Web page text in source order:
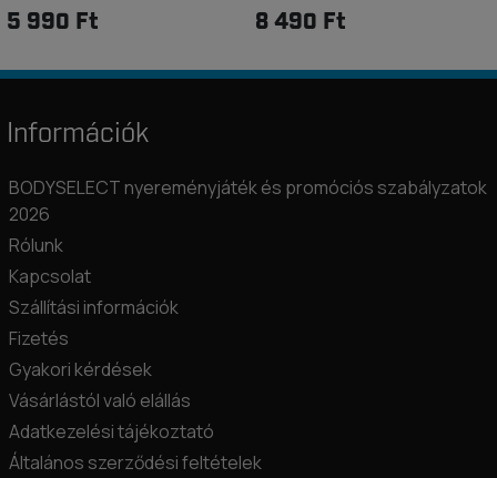
5 990 Ft 8 490 Ft
Információk
BODYSELECT nyereményjáték és promóciós szabályzatok
2026
Rólunk
Kapcsolat
Szállítási információk
Fizetés
Gyakori kérdések
Vásárlástól való elállás
Adatkezelési tájékoztató
Általános szerződési feltételek